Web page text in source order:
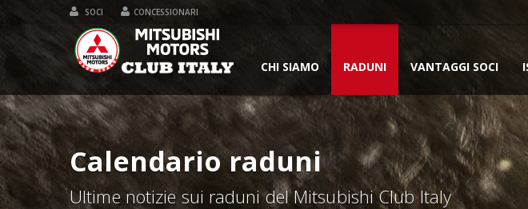
SOCI CONCESSIONARI
CHI SIAMO RADUNI VANTAGGI SOCI
Calendario raduni
Ultime notizie sui raduni del Mitsubishi Club Italy